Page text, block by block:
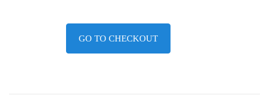
GO TO CHECKOUT